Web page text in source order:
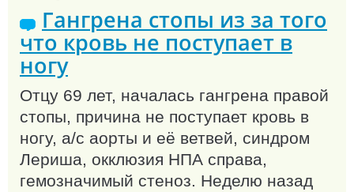
Гангрена стопы из за того
что кровь не поступает в
ногу
Отцу 69 лет, началась гангрена правой
стопы, причина не поступает кровь в
ногу, а/с аорты и её ветвей, синдром
Лериша, окклюзия НПА справа,
гемозначимый стеноз. Неделю назад